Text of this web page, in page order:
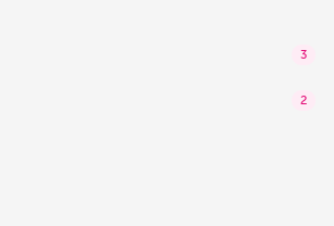
3
2